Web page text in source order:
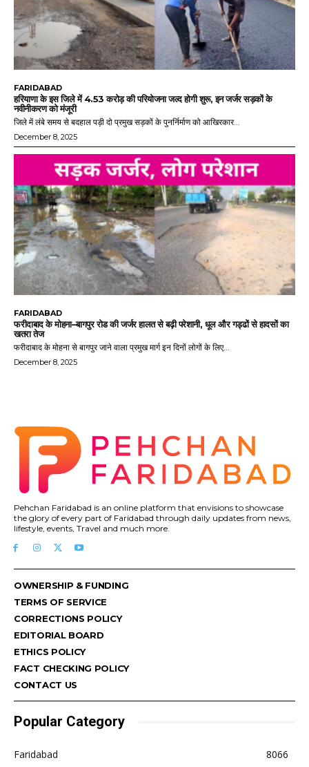
FARIDABAD
हरियाणा के इस जिले में 4.53 करोड़ की परियोजना जल्द होगी शुरू, इन जर्जर सड़कों के
नवीनीकरण को मंजूरी
जिले में लंबे समय से बदहाल पड़ी दो प्रमुख सड़कों के पुनर्निर्माण को आखिरकार...
December 8, 2025
FARIDABAD
फरीदाबाद के मोहना–बागपुर रोड की जर्जर हालत से बढ़ी परेशानी, धूल और गड्ढों से हादसों का
खतरा तेज
फरीदाबाद के मोहना से बागपुर जाने वाला प्रमुख मार्ग इन दिनों लोगों के लिए...
December 8, 2025
Pehchan Faridabad is an online platform that envisions to showcase
the glory of every part of Faridabad through daily updates from news,
lifestyle, events, Travel and much more.
OWNERSHIP & FUNDING
TERMS OF SERVICE
CORRECTIONS POLICY
EDITORIAL BOARD
ETHICS POLICY
FACT CHECKING POLICY
CONTACT US
Popular Category
Faridabad 8066